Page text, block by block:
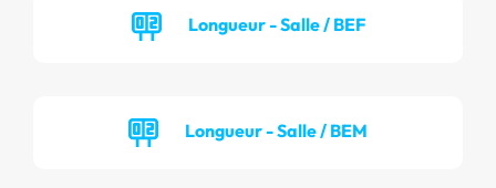
Longueur - Salle / BEF
Longueur - Salle / BEM